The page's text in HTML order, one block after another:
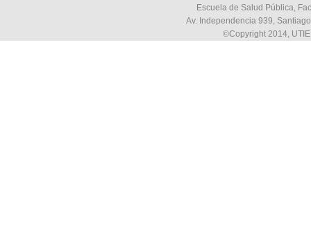
Escuela de Salud Pública,
Av. Independencia 939,
©Copyright 2014,